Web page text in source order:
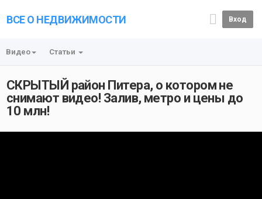
ВСЕ О НЕДВИЖИМОСТИ Вход
Видео Статьи
СКРЫТЫЙ район Питера, о котором не
снимают видео! Залив, метро и цены до
10 млн!